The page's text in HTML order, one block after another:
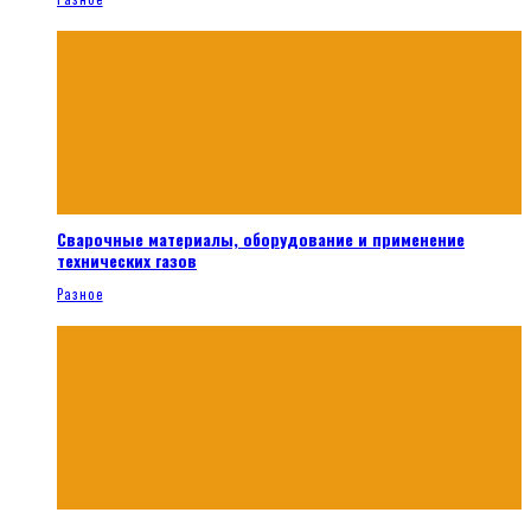
Сварочные материалы, оборудование и применение
технических газов
Разное